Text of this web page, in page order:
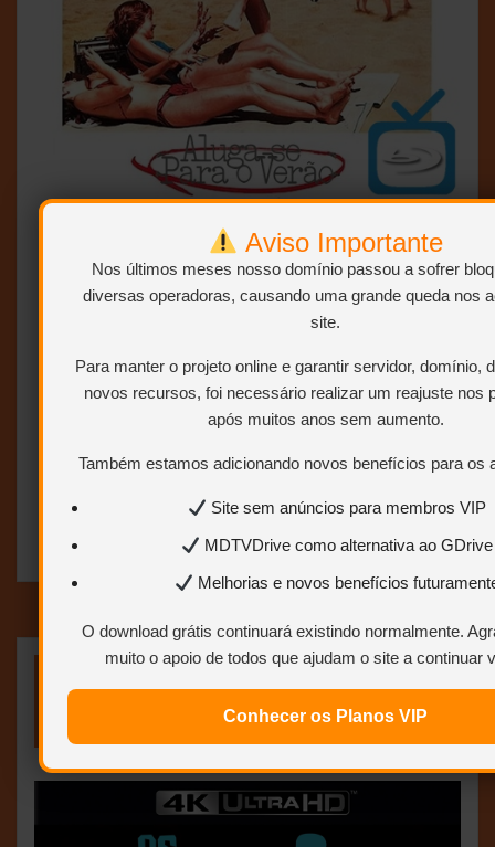
Aviso Importante
Nos últimos meses nosso domínio passou a sofrer
diversas operadoras, causando uma grande queda nos
site.
Para manter o projeto online e garantir servidor, domínio,
novos recursos, foi necessário realizar um reajuste nos
após muitos anos sem aumento.
Também estamos adicionando novos benefícios para os
Site sem anúncios para membros VIP
MDTVDrive como alternativa ao GDrive
Melhorias e novos benefícios
O download grátis continuará existindo normalmente.
muito o apoio de todos que ajudam o site a continuar
Conhecer os Planos VIP
BLURAY 1080p DUAL
6.3
3.3
61%
ABRIR POSTAGEM <<<
Os Goonies – 1985 – (Dual
Áudio/Dublado) – Bluray 2160p 4K +
1080p